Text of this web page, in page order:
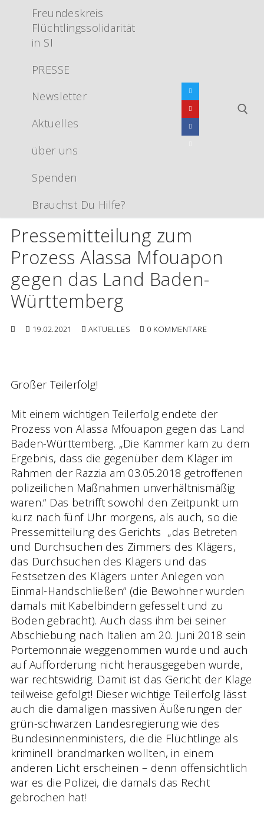
springen
Freundeskreis
Flüchtlingssolidarität
in SI
PRESSE
Newsletter
Aktuelles
über uns
Spenden
Brauchst Du Hilfe?
Pressemitteilung zum
Prozess Alassa Mfouapon
gegen das Land Baden-
Württemberg
19.02.2021 AKTUELLES 0 KOMMENTARE
Großer Teilerfolg!
Mit einem wichtigen Teilerfolg endete der
Prozess von Alassa Mfouapon gegen das Land
Baden-Württemberg. „Die Kammer kam zu dem
Ergebnis, dass die gegenüber dem Kläger im
Rahmen der Razzia am 03.05.2018 getroffenen
polizeilichen Maßnahmen unverhältnismäßig
waren.“ Das betrifft sowohl den Zeitpunkt um
kurz nach fünf Uhr morgens, als auch, so die
Pressemitteilung des Gerichts „das Betreten
und Durchsuchen des Zimmers des Klägers,
das Durchsuchen des Klägers und das
Festsetzen des Klägers unter Anlegen von
Einmal-Handschließen“ (die Bewohner wurden
damals mit Kabelbindern gefesselt und zu
Boden gebracht). Auch dass ihm bei seiner
Abschiebung nach Italien am 20. Juni 2018 sein
Portemonnaie weggenommen wurde und auch
auf Aufforderung nicht herausgegeben wurde,
war rechtswidrig. Damit ist das Gericht der Klage
teilweise gefolgt! Dieser wichtige Teilerfolg lässt
auch die damaligen massiven Äußerungen der
grün-schwarzen Landesregierung wie des
Bundesinnenministers, die die Flüchtlinge als
kriminell brandmarken wollten, in einem
anderen Licht erscheinen – denn offensichtlich
war es die Polizei, die damals das Recht
gebrochen hat!